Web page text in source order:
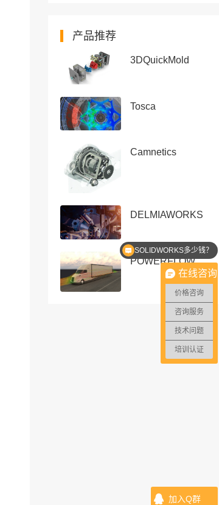
产品推荐
3DQuickMold
Tosca
Camnetics
DELMIAWORKS
POWERFLOW
加入Q群
在线咨询
价格咨询
咨询服务
技术问题
培训认证
SOLIDWORKS多少钱？